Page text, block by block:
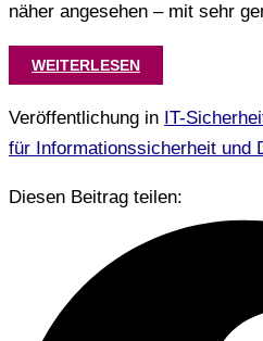
näher angesehen – mit sehr
WEITERLESEN
Veröffentlichung in IT-
für Informationssicherheit und
Diesen Beitrag teilen: